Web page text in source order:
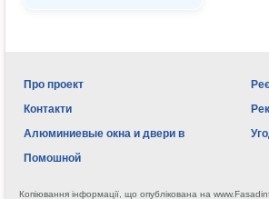
Про проект
Контакти
Алюминиевые окна и двери в
Помошной
Копіювання інформації, що опублікована на